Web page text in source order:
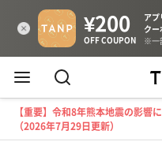
【重要】令和8年熊本地震の影響
（2026年7月29日更新）